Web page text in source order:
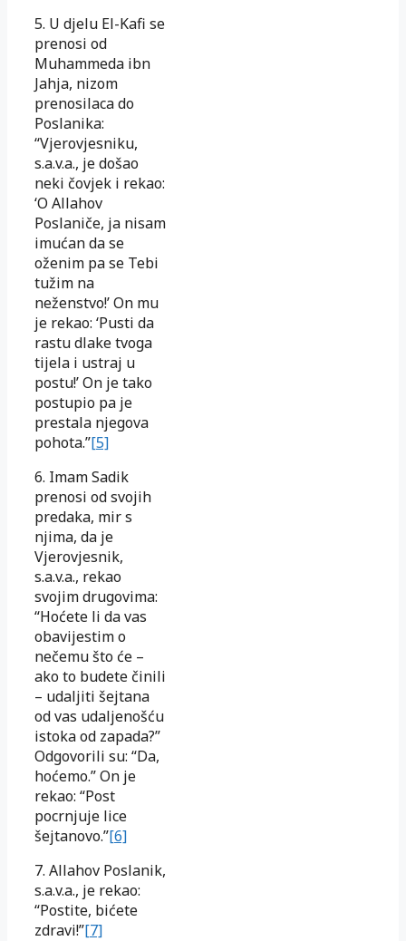
5. U djelu El-Kafi se
prenosi od
Muhammeda ibn
Jahja, nizom
prenosilaca do
Poslanika:
“Vjerovjesniku,
s.a.v.a., je došao
neki čovjek i rekao:
‘O Allahov
Poslaniče, ja nisam
imućan da se
oženim pa se Tebi
tužim na
neženstvo!’ On mu
je rekao: ‘Pusti da
rastu dlake tvoga
tijela i ustraj u
postu!’ On je tako
postupio pa je
prestala njegova
pohota.”[5]
6. Imam Sadik
prenosi od svojih
predaka, mir s
njima, da je
Vjerovjesnik,
s.a.v.a., rekao
svojim drugovima:
“Hoćete li da vas
obavijestim o
nečemu što će –
ako to budete činili
– udaljiti šejtana
od vas udaljenošću
istoka od zapada?”
Odgovorili su: “Da,
hoćemo.” On je
rekao: “Post
pocrnjuje lice
šejtanovo.”[6]
7. Allahov Poslanik,
s.a.v.a., je rekao:
“Postite, bićete
zdravi!”[7]